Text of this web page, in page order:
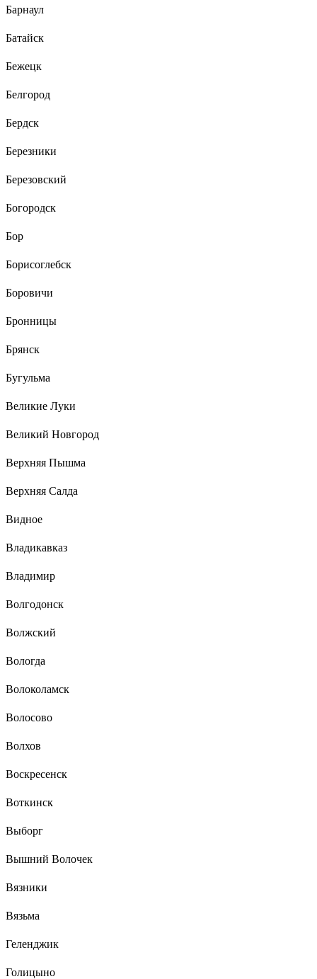
Барнаул
Батайск
Бежецк
Белгород
Бердск
Березники
Березовский
Богородск
Бор
Борисоглебск
Боровичи
Бронницы
Брянск
Бугульма
Великие Луки
Великий Новгород
Верхняя Пышма
Верхняя Салда
Видное
Владикавказ
Владимир
Волгодонск
Волжский
Вологда
Волоколамск
Волосово
Волхов
Воскресенск
Воткинск
Выборг
Вышний Волочек
Вязники
Вязьма
Геленджик
Голицыно